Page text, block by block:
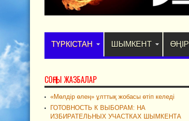
ТҮРКІСТАН ШЫМКЕНТ ӨҢІР
СОҢҒЫ ЖАЗБАЛАР
«Мөлдір өлең» ұлттық жобасы өтіп келеді
ГОТОВНОСТЬ К ВЫБОРАМ: НА
ИЗБИРАТЕЛЬНЫХ УЧАСТКАХ ШЫМКЕНТА